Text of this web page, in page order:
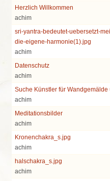
Herzlich Willkommen
achim
sri-yantra-bedeutet-uebersetzt-
die-eigene-harmonie(1).jpg
achim
Datenschutz
achim
Suche Künstler für
achim
Meditationsbilder
achim
Kronenchakra_s.jpg
achim
halschakra_s.jpg
achim